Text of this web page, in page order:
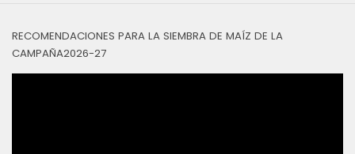
RECOMENDACIONES PARA LA SIEMBRA DE MAÍZ DE LA
CAMPAÑA2026-27